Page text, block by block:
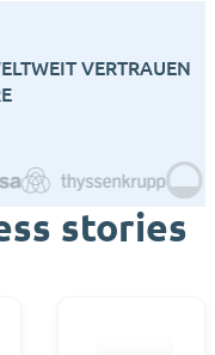
VERTRAUEN
stories